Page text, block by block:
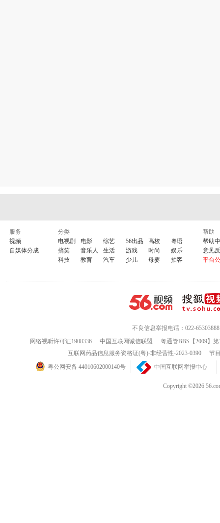
服务
视频
自媒体分成
分类
电视剧
电影 综艺 56出品 高校
粤语
搞笑
音乐人 生活 游戏 时尚
娱乐
科技
教育 汽车 少儿 母婴 拍客
帮助
帮助
意见
平台
不良信息举报电话：022-65303888
网络视听许可证1908336
中国互联网诚信联盟
粤通管BBS【2009】
互联网药品信息服务资格证(粤)-非经营性-2023-0390
节
粤公网安备 44010602000140号
中国互联网举报中心
Copyright ©2026